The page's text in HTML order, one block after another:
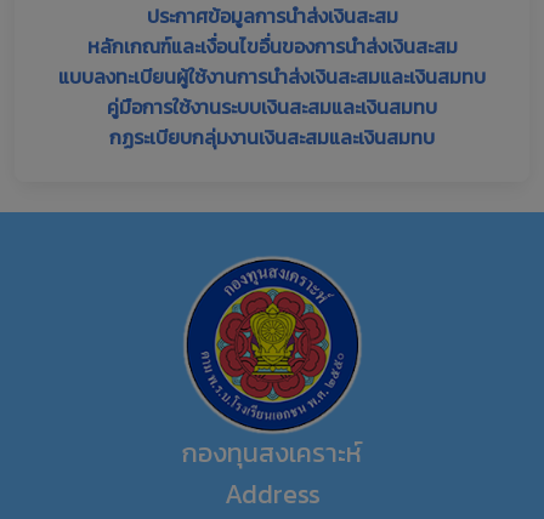
ประกาศข้อมูลการนำส่งเงินสะสม
หลักเกณฑ์และเงื่อนไขอื่นของการนำส่งเงินสะสม
แบบลงทะเบียนผู้ใช้งานการนำส่งเงินสะสมและเงินสมทบ
คู่มือการใช้งานระบบเงินสะสมและเงินสมทบ
กฏระเบียบกลุ่มงานเงินสะสมและเงินสมทบ
กองทุนสงเคราะห์
Address